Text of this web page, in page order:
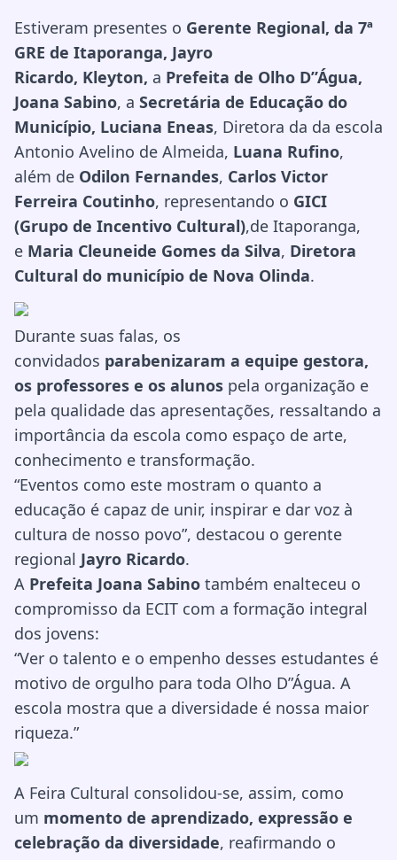
Estiveram presentes o Gerente Regional, da 7ª
GRE de Itaporanga, Jayro
Ricardo, Kleyton, a Prefeita de Olho D”Água,
Joana Sabino, a Secretária de Educação do
Município, Luciana Eneas, Diretora da da escola
Antonio Avelino de Almeida, Luana Rufino,
além de Odilon Fernandes, Carlos Victor
Ferreira Coutinho, representando o GICI
(Grupo de Incentivo Cultural),de Itaporanga,
e Maria Cleuneide Gomes da Silva, Diretora
Cultural do município de Nova Olinda.
Durante suas falas, os
convidados parabenizaram a equipe gestora,
os professores e os alunos pela organização e
pela qualidade das apresentações, ressaltando a
importância da escola como espaço de arte,
conhecimento e transformação.
“Eventos como este mostram o quanto a
educação é capaz de unir, inspirar e dar voz à
cultura de nosso povo”, destacou o gerente
regional Jayro Ricardo.
A Prefeita Joana Sabino também enalteceu o
compromisso da ECIT com a formação integral
dos jovens:
“Ver o talento e o empenho desses estudantes é
motivo de orgulho para toda Olho D”Água. A
escola mostra que a diversidade é nossa maior
riqueza.”
A Feira Cultural consolidou-se, assim, como
um momento de aprendizado, expressão e
celebração da diversidade, reafirmando o